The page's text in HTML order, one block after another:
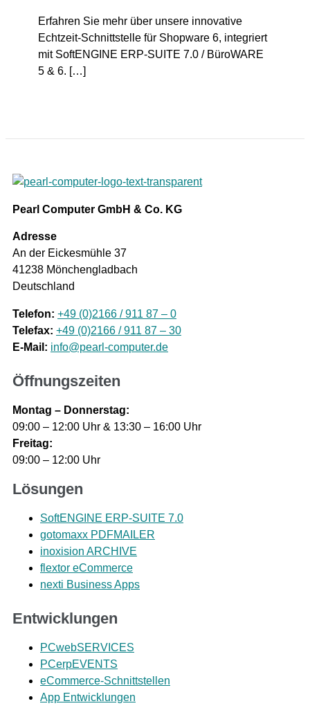
Erfahren Sie mehr über unsere innovative
Echtzeit-Schnittstelle für Shopware 6, integriert
mit SoftENGINE ERP-SUITE 7.0 / BüroWARE
5 & 6. […]
Pearl Computer GmbH & Co. KG
Adresse
An der Eickesmühle 37
41238 Mönchengladbach
Deutschland
Telefon: +49 (0)2166 / 911 87 – 0
Telefax: +49 (0)2166 / 911 87 – 30
E-Mail: info@pearl-computer.de
Öffnungszeiten
Montag – Donnerstag:
09:00 – 12:00 Uhr & 13:30 – 16:00 Uhr
Freitag:
09:00 – 12:00 Uhr
Lösungen
SoftENGINE ERP-SUITE 7.0
gotomaxx PDFMAILER
inoxision ARCHIVE
flextor eCommerce
nexti Business Apps
Entwicklungen
PCwebSERVICES
PCerpEVENTS
eCommerce-Schnittstellen
App Entwicklungen